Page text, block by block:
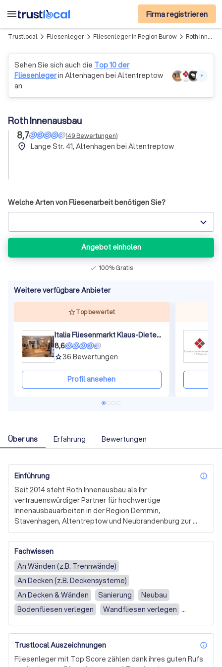
menu Firma registrieren
Trustlocal arrow_forward_ios Fliesenleger arrow_forward_ios Fliesenleger in Region Burow arrow_forward_ios Roth Innenausbau
Sehen Sie sich auch die Top 10 der
Fliesenlegerin Altenhagen bei Altentreptow
an
+
Roth Innenausbau
8,7
(49Bewertungen)
place Lange Str. 41, Altenhagen bei Altentreptow
Welche Arten von Fliesenarbeit benötigen Sie?
Angebot einholen
check 100% Gratis
Weitere verfügbare Anbieter
Top bewertet
Italia Fliesenmarkt Klaus-Dieter Kast e.K.
8,6
grade36 Bewertungen
Profil ansehen
Über uns Erfahrung Bewertungen
Einführung
Seit 2014 steht Roth Innenausbau als Ihr
vertrauenswürdiger Partner für hochwertige
Innenausbauarbeiten in der Region Demmin,
Stavenhagen, Altentreptow und Neubrandenburg zur
Verfügung. Unter der Leitung von André Roth haben wir
uns auf Trockenbau, Fliesenlegen und umfassende
Sanierungsarbeiten spezialisiert. Unser Ziel ist es, Räume
zu schaffen, in denen sich unsere Kunden rundum
wohlfühlen können.
Unsere Expertise erstreckt sich über eine breite Palette
von Dienstleistungen, die von der Planung und Beratung
bis hin zur präzisen Ausführung reichen. Wir arbeiten eng
mit einem Netzwerk von qualifizierten Handwerkern
zusammen, um Ihnen eine umfassende Lösung aus einer
Hand anzubieten. Ob es um die Renovierung alter
Bausubstanz oder um den Ausbau neuer Immobilien geht,
Fachwissen
An Wänden (z.B. Trennwände)
An Decken (z.B. Deckensysteme)
An Decken & Wänden
Sanierung
Neubau
Bodenfliesen verlegen
Wandfliesen verlegen
Boden & Wandfliesen verlegen
Fliesen entfernen
Trustlocal Auszeichnungen
Fliesenleger mit Top Score zählen dank ihres guten Rufs